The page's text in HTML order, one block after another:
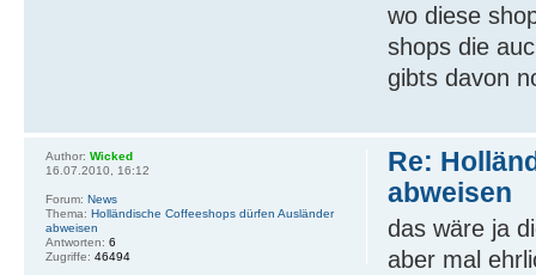
wo diese
shops die
gibts davon
Re:
abweisen
das wäre ja
aber mal
Author: Wicked
16.07.2010, 16:12
Forum: News
Thema: Holländische Coffeeshops dürfen Ausländer
abweisen
Antworten: 6
Zugriffe: 46494